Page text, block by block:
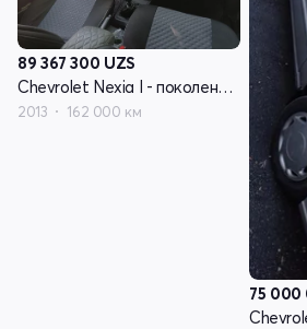
89 367 300 UZS
Chevrolet Nexia I - поколение рестайлинг
2013 162 000 км
75 000